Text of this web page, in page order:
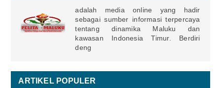
adalah media online yang hadir
sebagai sumber informasi terpercaya
tentang dinamika Maluku dan
kawasan Indonesia Timur. Berdiri
deng
ARTIKEL POPULER